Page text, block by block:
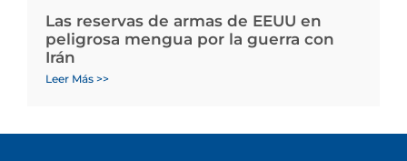
Las reservas de armas de EEUU en
peligrosa mengua por la guerra con
Irán
Leer Más >>